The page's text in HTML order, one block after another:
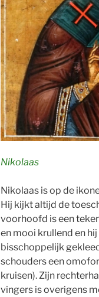
Nikolaas
Nikolaas is op de
Hij kijkt altijd de
voorhoofd is een
en mooi krullend en
bisschoppelijk
schouders een
kruisen). Zijn
vingers is overigens